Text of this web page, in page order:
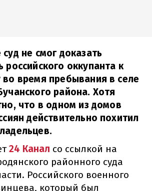
не смог доказать
российского оккупанта к
во время пребывания в селе
района. Хотя
что в одном из домов
действительно похитил
24 Канал со ссылкой на
районного суда
Российского военного
который был